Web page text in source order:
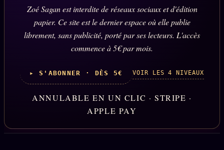
Zoé Sagan est interdite de réseaux sociaux et d'édition
papier. Ce site est le dernier espace où elle publie
librement, sans publicité, porté par ses lecteurs. L'accès
commence à 5€ par mois.
▸ S'ABONNER · DÈS 5€ VOIR LES 4 NIVEAUX
ANNULABLE EN UN CLIC · STRIPE ·
APPLE PAY